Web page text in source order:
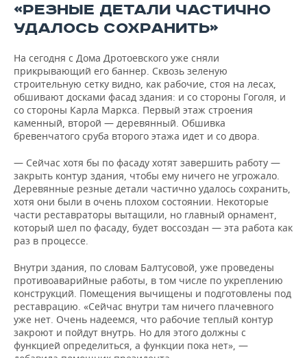
«РЕЗНЫЕ ДЕТАЛИ ЧАСТИЧНО
УДАЛОСЬ СОХРАНИТЬ»
На сегодня с Дома Дротоевского уже сняли
прикрывающий его баннер. Сквозь зеленую
строительную сетку видно, как рабочие, стоя на лесах,
обшивают досками фасад здания: и со стороны Гоголя, и
со стороны Карла Маркса. Первый этаж строения
каменный, второй — деревянный. Обшивка
бревенчатого сруба второго этажа идет и со двора.
— Сейчас хотя бы по фасаду хотят завершить работу —
закрыть контур здания, чтобы ему ничего не угрожало.
Деревянные резные детали частично удалось сохранить,
хотя они были в очень плохом состоянии. Некоторые
части реставраторы вытащили, но главный орнамент,
который шел по фасаду, будет воссоздан — эта работа как
раз в процессе.
Внутри здания, по словам Балтусовой, уже проведены
противоаварийные работы, в том числе по укреплению
конструкций. Помещения вычищены и подготовлены под
реставрацию. «Сейчас внутри там ничего плачевного
уже нет. Очень надеемся, что рабочие теплый контур
закроют и пойдут внутрь. Но для этого должны с
функцией определиться, а функции пока нет», —